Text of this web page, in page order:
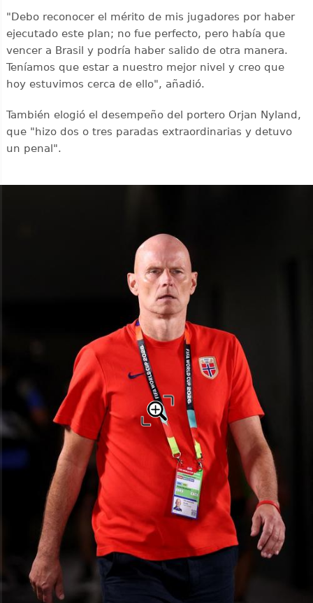
"Debo reconocer el mérito de mis jugadores por haber
ejecutado este plan; no fue perfecto, pero había que
vencer a Brasil y podría haber salido de otra manera.
Teníamos que estar a nuestro mejor nivel y creo que
hoy estuvimos cerca de ello", añadió.
También elogió el desempeño del portero Orjan Nyland,
que "hizo dos o tres paradas extraordinarias y detuvo
un penal".